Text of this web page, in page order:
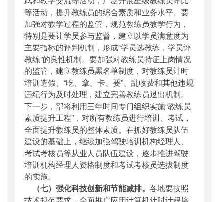
等活动，提升教练员的综合素质和业务水平。要
加强对教学过程的监管，规范教练员教学行为，
特别是要让学员参与监督，建立以学员满意度为
主要指标的评判机制，形成“学员选教练，学员评
教练”的良性机制。要加强对教练员持证上岗情况
的监管，建立教练员黑名单制度，对教练员计时
培训造假、“吃、拿、卡、要”、乱收费和其他违规
违纪行为及时处理，建立完善教练员退出机制。
下一步，部将利用三年时间专门组织实施“教练员
素质提升工程”，对所有教练员进行培训、考试，
全面提升教练员的整体素质。在抓好教练员队伍
建设的基础上，继续加强驾驶培训机构经理人、
考试考核员等从业人员队伍建设，逐步推进驾驶
培训机构经理人资格制度和考试考核员选拔制度
的实施。
（七）强化科技创新和节能减排。 各地要按照
技术规范要求，全面推广应用计算机计时计程培